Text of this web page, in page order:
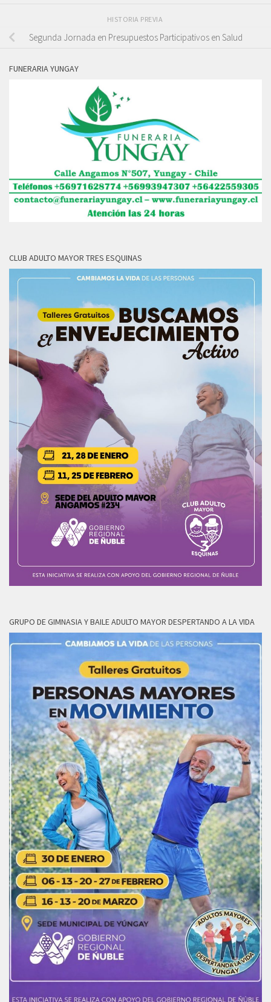
HISTORIA PREVIA
Segunda Jornada en Presupuestos Participativos en Salud
FUNERARIA YUNGAY
CLUB ADULTO MAYOR TRES ESQUINAS
GRUPO DE GIMNASIA Y BAILE ADULTO MAYOR DESPERTANDO A LA VIDA